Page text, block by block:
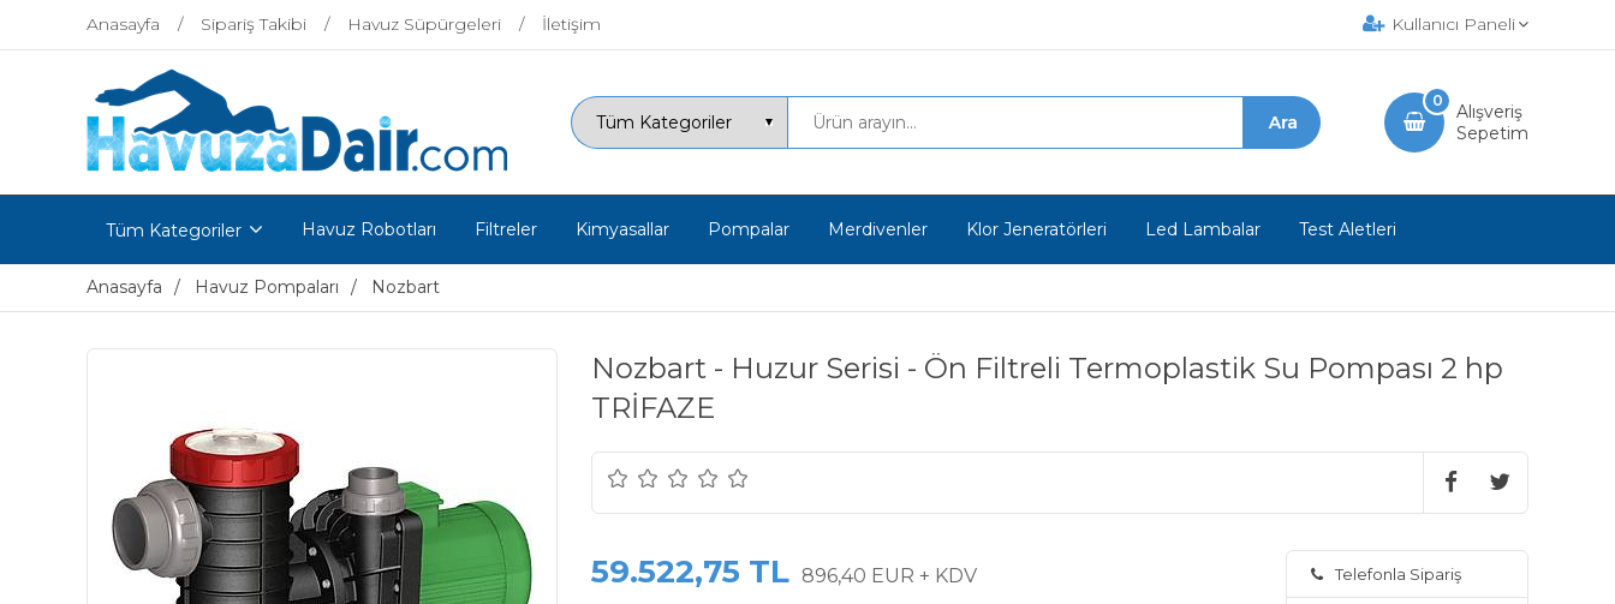
Anasayfa Sipariş Takibi Havuz Süpürgeleri İletişim Kullanıcı Paneli
Alışveriş
Sepetim
0
Tüm Kategoriler Havuz Robotları Filtreler Kimyasallar Pompalar Merdivenler Klor Jeneratörleri Led Lambalar Test Aletleri
Anasayfa Havuz Pompaları Nozbart
Nozbart - Huzur Serisi - Ön Filtreli Termoplastik Su Pompası 2 hp
TRİFAZE
59.522,75 TL 896,40 EUR + KDV Telefonla Sipariş